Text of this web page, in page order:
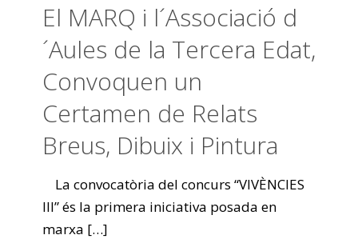
El MARQ i l´Associació d
´Aules de la Tercera Edat,
Convoquen un
Certamen de Relats
Breus, Dibuix i Pintura
La convocatòria del concurs “VIVÈNCIES
III” és la primera iniciativa posada en
marxa […]